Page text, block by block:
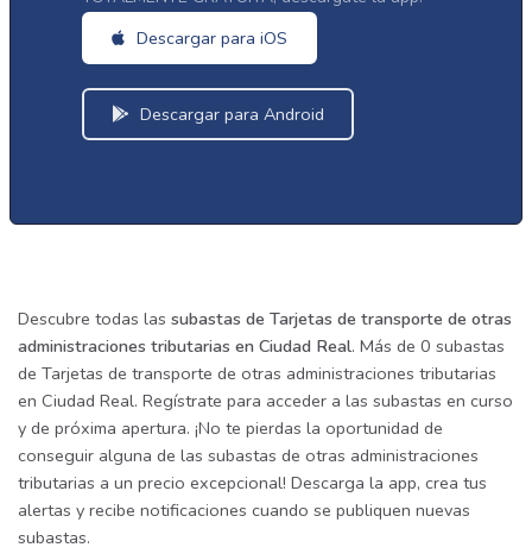
Descargar para iOS
Descargar para Android
Descubre todas las subastas de Tarjetas de transporte de otras
administraciones tributarias en Ciudad Real. Más de 0 subastas
de Tarjetas de transporte de otras administraciones tributarias
en Ciudad Real. Regístrate para acceder a las subastas en curso
y de próxima apertura. ¡No te pierdas la oportunidad de
conseguir alguna de las subastas de otras administraciones
tributarias a un precio excepcional! Descarga la app, crea tus
alertas y recibe notificaciones cuando se publiquen nuevas
subastas.